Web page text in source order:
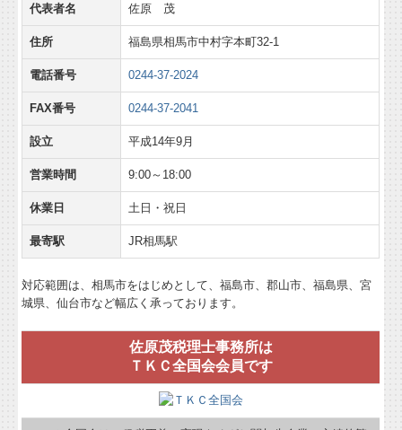
代表者名 佐原 茂
住所 福島県相馬市中村字本町32-1
電話番号 0244-37-2024
FAX番号 0244-37-2041
設立 平成14年9月
営業時間 9:00～18:00
休業日 土日・祝日
最寄駅 JR相馬駅
対応範囲は、相馬市をはじめとして、福島市、郡山市、福島県、宮
城県、仙台市など幅広く承っております。
佐原茂税理士事務所は
ＴＫＣ全国会会員です